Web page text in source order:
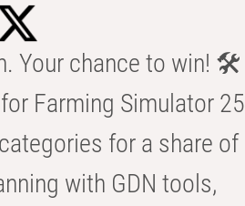
Your chance to win! 🛠️
Farming Simulator 25
for a share of
with GDN tools,